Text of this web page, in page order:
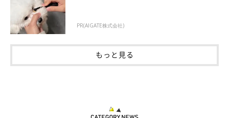
PR(AIGATE株式会社)
もっと見る